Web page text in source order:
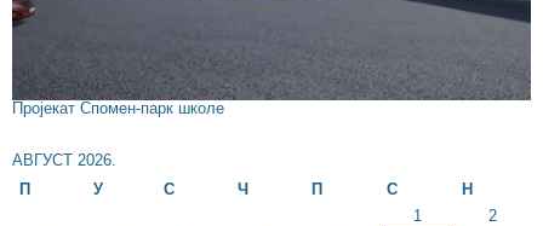
Пројекат Спомен-парк школе
АВГУСТ 2026.
П
У С Ч П С Н
1
2